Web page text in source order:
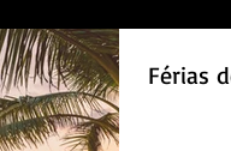
Férias